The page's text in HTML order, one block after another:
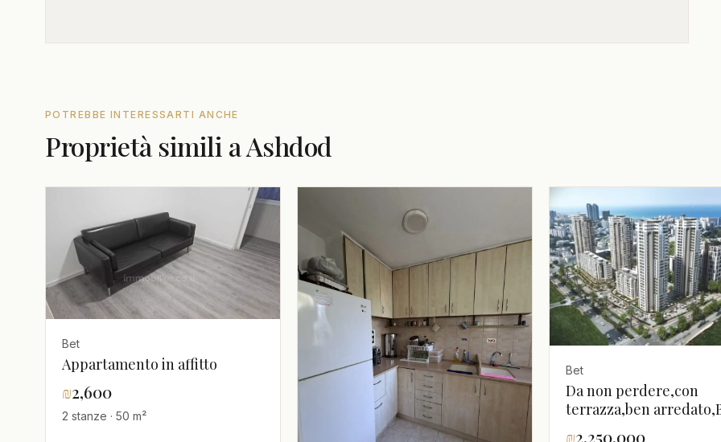
POTREBBE INTERESSARTI ANCHE
Proprietà simili a Ashdod
Bet
Appartamento in affitto
₪2,600
2 stanze · 50 m²
Bet
Da non perdere,con
terrazza,ben
₪2,250,000